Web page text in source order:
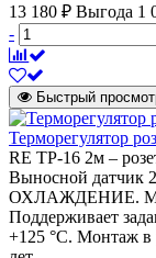
13 180 ₽ Выгода 1
-
Быстрый
Терморегулятор
RE ТР-16 2м –
Выносной датчик
ОХЛАЖДЕНИЕ.
Поддерживает
+125 °С. Монтаж в